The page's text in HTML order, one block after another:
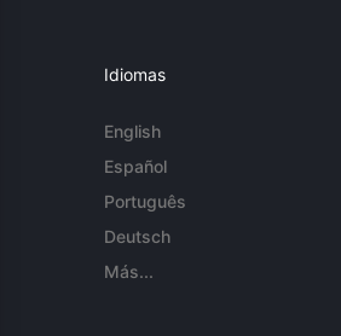
Idiomas
English
Español
Português
Deutsch
Más...